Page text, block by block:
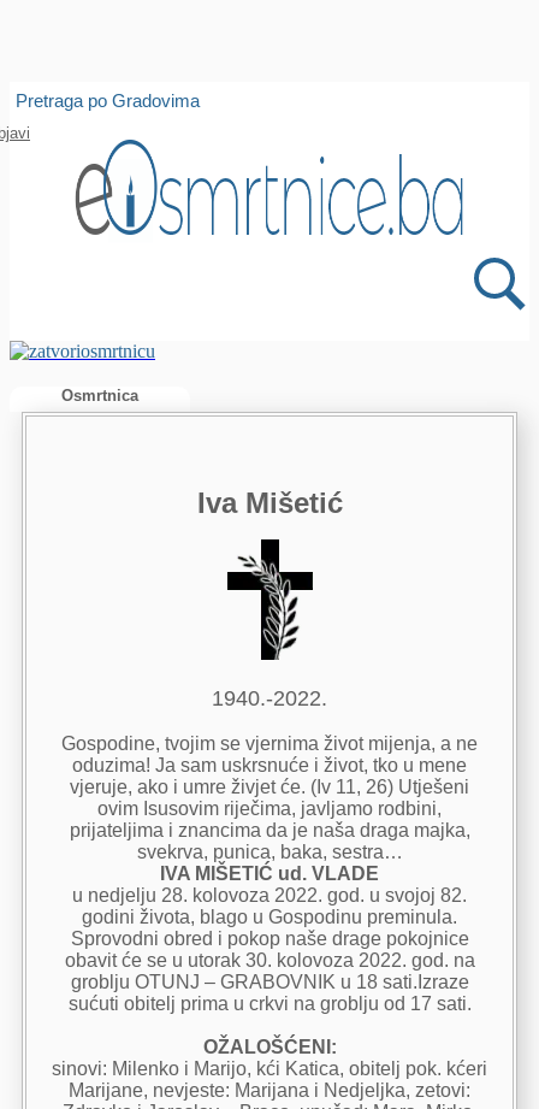
Otvori
Pretraga po Gradovima
Osmrtnica
Iva Mišetić
1940.-2022.
Gospodine, tvojim se vjernima život mijenja, a ne
oduzima! Ja sam uskrsnuće i život, tko u mene
vjeruje, ako i umre živjet će. (Iv 11, 26) Utješeni
ovim Isusovim riječima, javljamo rodbini,
prijateljima i znancima da je naša draga majka,
svekrva, punica, baka, sestra…
IVA MIŠETIĆ ud. VLADE
u nedjelju 28. kolovoza 2022. god. u svojoj 82.
godini života, blago u Gospodinu preminula.
Sprovodni obred i pokop naše drage pokojnice
obavit će se u utorak 30. kolovoza 2022. god. na
groblju OTUNJ – GRABOVNIK u 18 sati.Izraze
sućuti obitelj prima u crkvi na groblju od 17 sati.
OŽALOŠĆENI:
sinovi: Milenko i Marijo, kći Katica, obitelj pok. kćeri
Marijane, nevjeste: Marijana i Nedjeljka, zetovi: